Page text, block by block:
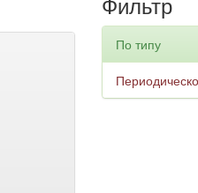
По типу